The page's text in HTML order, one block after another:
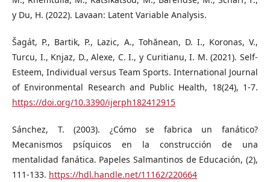
y Du, H. (2022). Lavaan: Latent Variable Analysis.
Šagát, P., Bartik, P., Lazic, A., Tohănean, D. I., Koronas, V.,
Turcu, I., Knjaz, D., Alexe, C. I., y Curitianu, I. M. (2021). Self-
Esteem, Individual versus Team Sports. International Journal
of Environmental Research and Public Health, 18(24), 1-7.
https://doi.org/10.3390/ijerph182412915
Sánchez, T. (2003). ¿Cómo se fabrica un fanático?
Mecanismos psíquicos en la construcción de una
mentalidad fanática. Papeles Salmantinos de Educación, (2),
111-133. https://hdl.handle.net/11162/220664